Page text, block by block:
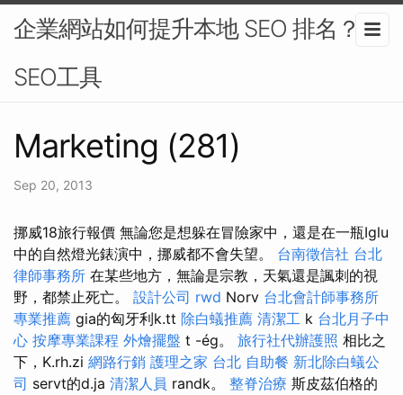
企業網站如何提升本地 SEO 排名？-
SEO工具
Marketing (281)
Sep 20, 2013
挪威18旅行報價 無論您是想躲在冒險家中，還是在一瓶Iglu
中的自然燈光錶演中，挪威都不會失望。 台南徵信社 台北
律師事務所 在某些地方，無論是宗教，天氣還是諷刺的視
野，都禁止死亡。 設計公司 rwd Norv 台北會計師事務所
專業推薦 gia的匈牙利k.tt 除白蟻推薦 清潔工 k 台北月子中
心 按摩專業課程 外燴擺盤 t -ég。 旅行社代辦護照 相比之
下，K.rh.zi 網路行銷 護理之家 台北 自助餐 新北除白蟻公
司 servt的d.ja 清潔人員 randk。 整脊治療 斯皮茲伯格的